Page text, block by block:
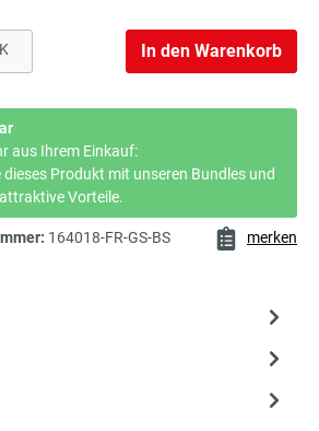
Gib den gewünschten
In den Warenkorb
aus Ihrem Einkauf:
dieses Produkt mit unseren Bundles und
Vorteile.
164018-FR-GS-BS merken